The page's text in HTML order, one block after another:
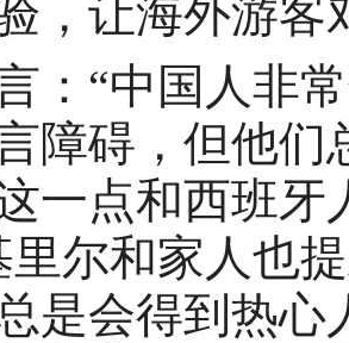
，让海外游客
：“中国人非
障碍，但他们
一点和西班牙
里尔和家人也
是会得到热